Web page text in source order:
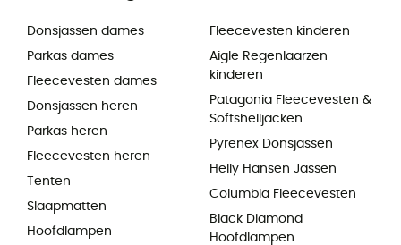
Donsjassen dames
Parkas dames
Fleecevesten dames
Donsjassen heren
Parkas heren
Fleecevesten heren
Tenten
Slaapmatten
Hoofdlampen
Fleecevesten kinderen
Aigle Regenlaarzen
kinderen
Patagonia Fleecevesten &
Softshelljacken
Pyrenex Donsjassen
Helly Hansen Jassen
Columbia Fleecevesten
Black Diamond
Hoofdlampen